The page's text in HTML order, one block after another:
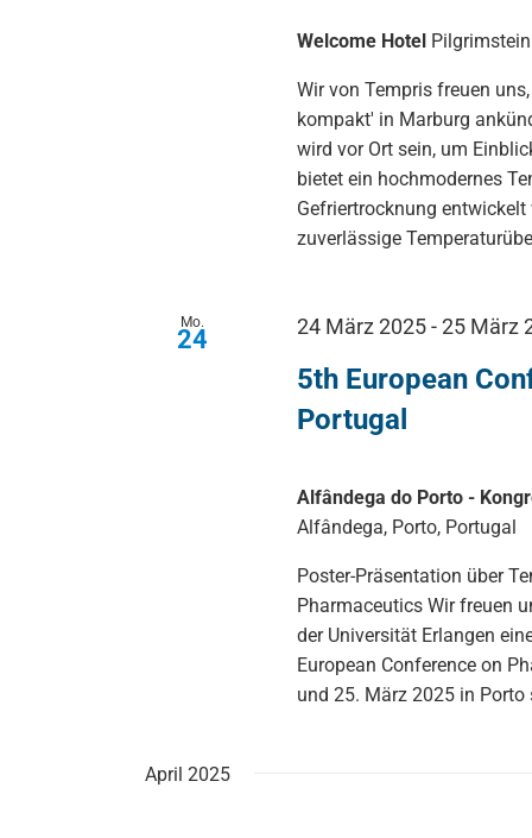
Welcome Hotel
Wir von Tempris freuen
kompakt' in Marburg
wird vor Ort sein, um
bietet ein hochmodernes
Gefriertrocknung
zuverlässige
Mo.
24
5th European
Portugal
24 März 2025- 25 März
Alfândega do Porto -
Alfândega, Porto, Portugal
Poster-Präsentation über
Pharmaceutics Wir freuen
der Universität Erlangen
European Conference on
und 25. März 2025 in
April 2025